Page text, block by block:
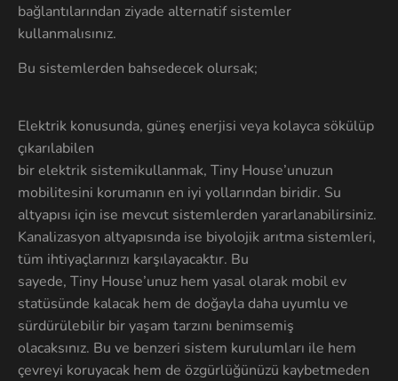
bağlantılarından ziyade alternatif sistemler
kullanmalısınız.
Bu sistemlerden bahsedecek olursak;
Elektrik konusunda, güneş enerjisi veya kolayca sökülüp
çıkarılabilen
bir elektrik sistemikullanmak, Tiny House’unuzun
mobilitesini korumanın en iyi yollarından biridir. Su
altyapısı için ise mevcut sistemlerden yararlanabilirsiniz.
Kanalizasyon altyapısında ise biyolojik arıtma sistemleri,
tüm ihtiyaçlarınızı karşılayacaktır. Bu
sayede, Tiny House’unuz hem yasal olarak mobil ev
statüsünde kalacak hem de doğayla daha uyumlu ve
sürdürülebilir bir yaşam tarzını benimsemiş
olacaksınız. Bu ve benzeri sistem kurulumları ile hem
çevreyi koruyacak hem de özgürlüğünüzü kaybetmeden